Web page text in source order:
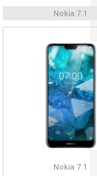
Nokia 7.1
Nokia 7.1